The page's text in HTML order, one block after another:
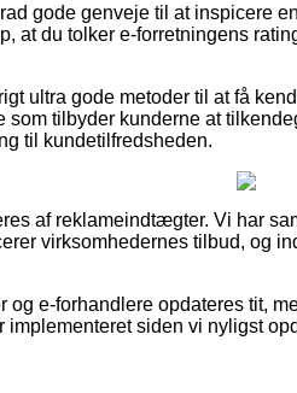
gode genveje til at inspicere
at du tolker e-forretningens
ultra gode metoder til at få
som tilbyder kunderne at
til kundetilfredsheden.
af reklameindtægter. Vi har
virksomhedernes tilbud, og
e-forhandlere opdateres tit,
implementeret siden vi nyligst